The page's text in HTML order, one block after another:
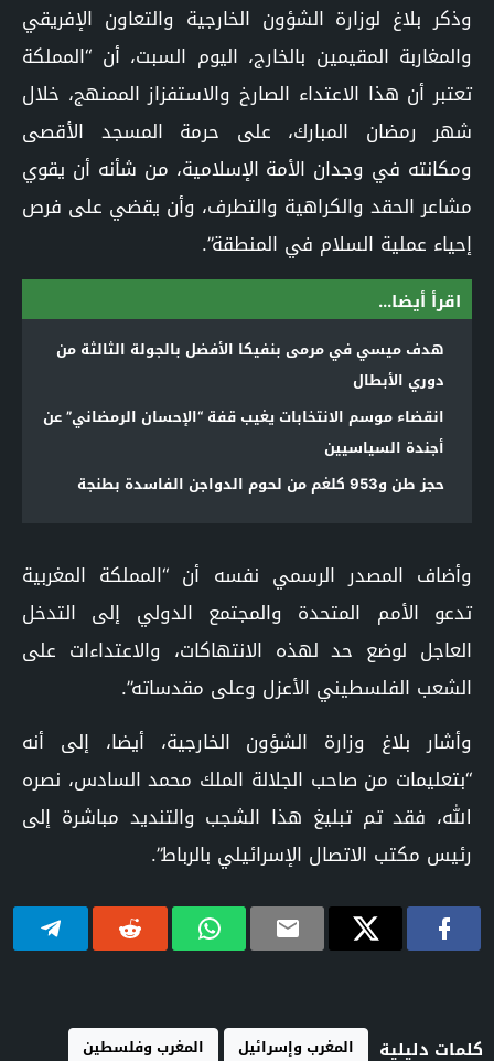
وذكر بلاغ لوزارة الشؤون الخارجية والتعاون الإفريقي
والمغاربة المقيمين بالخارج، اليوم السبت، أن “المملكة
تعتبر أن هذا الاعتداء الصارخ والاستفزاز الممنهج، خلال
شهر رمضان المبارك، على حرمة المسجد الأقصى
ومكانته في وجدان الأمة الإسلامية، من شأنه أن يقوي
مشاعر الحقد والكراهية والتطرف، وأن يقضي على فرص
إحياء عملية السلام في المنطقة”.
اقرأ أيضا...
هدف ميسي في مرمى بنفيكا الأفضل بالجولة الثالثة من
دوري الأبطال
انقضاء موسم الانتخابات يغيب قفة “الإحسان الرمضاني” عن
أجندة السياسيين
حجز طن و953 كلغم من لحوم الدواجن الفاسدة بطنجة
وأضاف المصدر الرسمي نفسه أن “المملكة المغربية
تدعو الأمم المتحدة والمجتمع الدولي إلى التدخل
العاجل لوضع حد لهذه الانتهاكات، والاعتداءات على
الشعب الفلسطيني الأعزل وعلى مقدساته”.
وأشار بلاغ وزارة الشؤون الخارجية، أيضا، إلى أنه
“بتعليمات من صاحب الجلالة الملك محمد السادس، نصره
الله، فقد تم تبليغ هذا الشجب والتنديد مباشرة إلى
رئيس مكتب الاتصال الإسرائيلي بالرباط”.
كلمات دليلية المغرب وإسرائيل المغرب وفلسطين